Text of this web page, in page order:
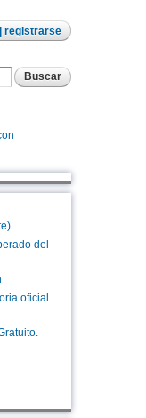
| registrarse
del
oficial